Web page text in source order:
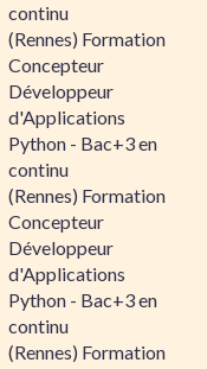
continu
(Rennes) Formation
Concepteur
Développeur
d'Applications
Python - Bac+3 en
continu
(Rennes) Formation
Concepteur
Développeur
d'Applications
Python - Bac+3 en
continu
(Rennes) Formation